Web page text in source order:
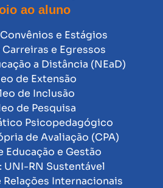
ao aluno
e Estágios
e Egressos
a Distância (NEaD)
de Extensão
de Inclusão
de Pesquisa
Psicopedagógico
de Avaliação (CPA)
Educação e Gestão
UNI-RN Sustentável
Relações Internacionais